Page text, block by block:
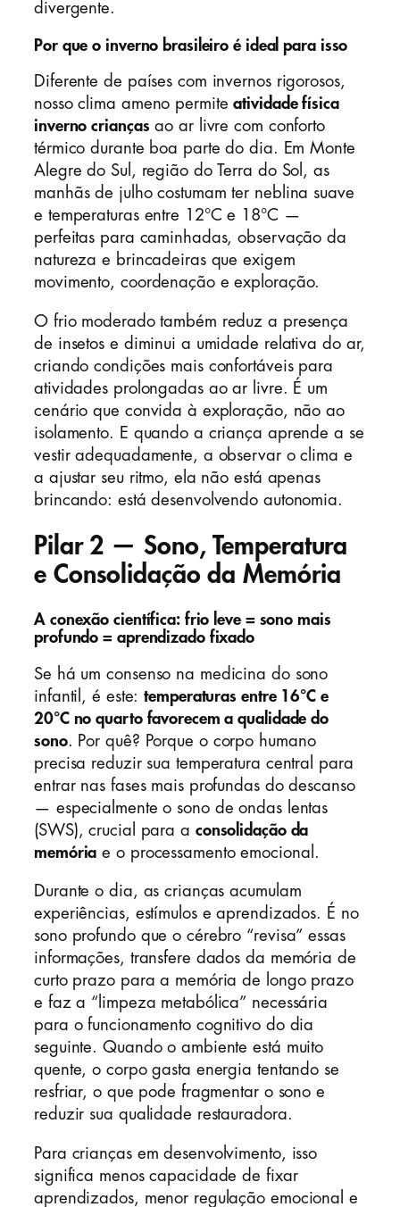
divergente.
Por que o inverno brasileiro é ideal para isso
Diferente de países com invernos rigorosos,
nosso clima ameno permiteatividade física
inverno crianças ao ar livre com conforto
térmico durante boa parte do dia. Em Monte
Alegre do Sul, região do Terra do Sol, as
manhãs de julho costumam ter neblina suave
e temperaturas entre 12°C e 18°C —
perfeitas para caminhadas, observação da
natureza e brincadeiras que exigem
movimento, coordenação e exploração.
O frio moderado também reduz a presença
de insetos e diminui a umidade relativa do ar,
criando condições mais confortáveis para
atividades prolongadas ao ar livre. É um
cenário que convida à exploração, não ao
isolamento. E quando a criança aprende a se
vestir adequadamente, a observar o clima e
a ajustar seu ritmo, ela não está apenas
brincando: está desenvolvendo autonomia.
Pilar 2 — Sono, Temperatura
e Consolidação da Memória
A conexão científica: frio leve = sono mais
profundo = aprendizado fixado
Se há um consenso na medicina do sono
infantil, é este:temperaturas entre 16°C e
20°C no quarto favorecem a qualidade do
sono. Por quê? Porque o corpo humano
precisa reduzir sua temperatura central para
entrar nas fases mais profundas do descanso
— especialmente o sono de ondas lentas
(SWS), crucial para a consolidação da
memória e o processamento emocional.
Durante o dia, as crianças acumulam
experiências, estímulos e aprendizados. É no
sono profundo que o cérebro “revisa” essas
informações, transfere dados da memória de
curto prazo para a memória de longo prazo
e faz a “limpeza metabólica” necessária
para o funcionamento cognitivo do dia
seguinte. Quando o ambiente está muito
quente, o corpo gasta energia tentando se
resfriar, o que pode fragmentar o sono e
reduzir sua qualidade restauradora.
Para crianças em desenvolvimento, isso
significa menos capacidade de fixar
aprendizados, menor regulação emocional e